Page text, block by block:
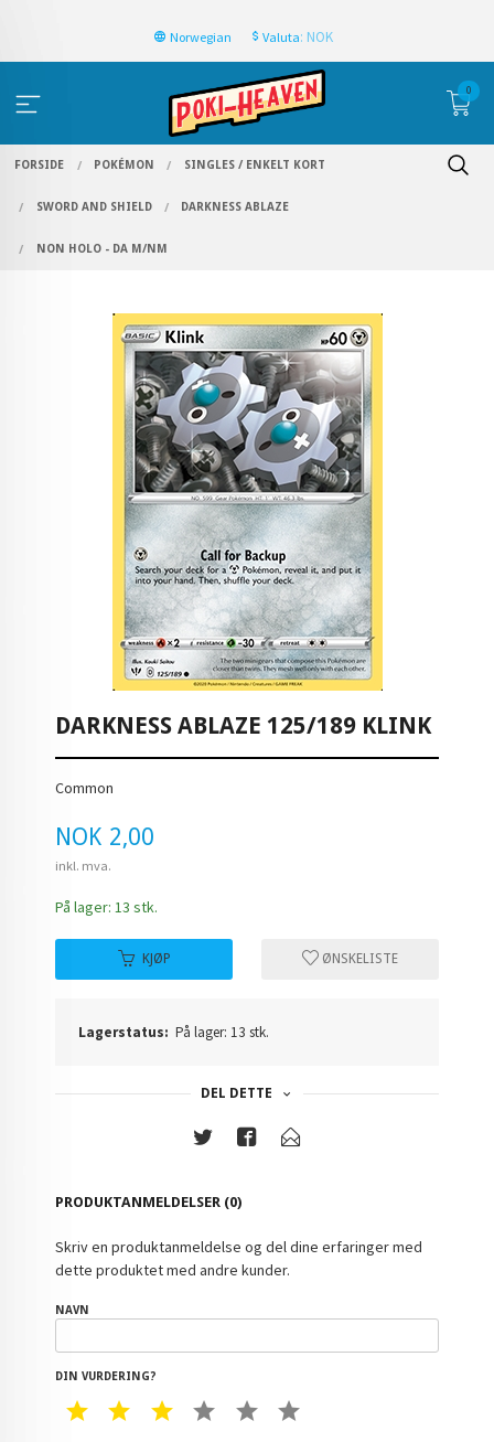
Norwegian Valuta: NOK
0
FORSIDE POKÉMON SINGLES / ENKELT KORT
SWORD AND SHIELD DARKNESS ABLAZE
NON HOLO - DA M/NM
DARKNESS ABLAZE 125/189 KLINK
Common
Pris
NOK 2,00
inkl. mva.
På lager: 13 stk.
KJØP ØNSKELISTE
Lagerstatus: På lager: 13 stk.
DEL DETTE
PRODUKTANMELDELSER (0)
Skriv en produktanmeldelse og del dine erfaringer med
dette produktet med andre kunder.
NAVN
DIN VURDERING?
1 STAR2 STAR3 STAR4 STAR5 STAR